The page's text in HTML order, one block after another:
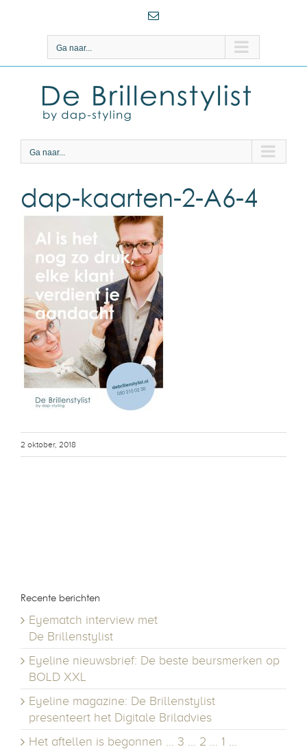
E-
Ga naar...
Ga naar...
dap-kaarten-2-A6-4
2 oktober, 2018
Recente berichten
Eyematch interview met
De Brillenstylist
Eyeline nieuwsbrief: De beste beursmerken op
BOLD XXL
Eyeline magazine: De Brillenstylist
presenteert het Digitale Briladvies
Het aftellen is begonnen … 3 … 2 … 1 …